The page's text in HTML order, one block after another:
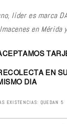
líder es marca
en Mérida
EN
DIA
EXISTENCIAS: QUEDAN 5